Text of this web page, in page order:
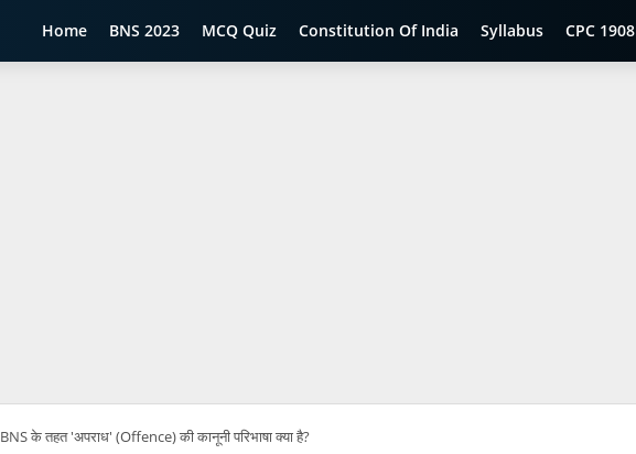
Home BNS 2023 MCQ Quiz Constitution Of India Syllabus CPC 1908
BNS के तहत 'अपराध' (Offence) की कानूनी परिभाषा क्या है?